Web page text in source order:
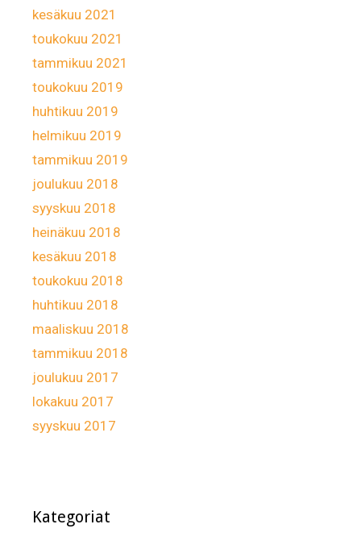
kesäkuu 2021
toukokuu 2021
tammikuu 2021
toukokuu 2019
huhtikuu 2019
helmikuu 2019
tammikuu 2019
joulukuu 2018
syyskuu 2018
heinäkuu 2018
kesäkuu 2018
toukokuu 2018
huhtikuu 2018
maaliskuu 2018
tammikuu 2018
joulukuu 2017
lokakuu 2017
syyskuu 2017
Kategoriat